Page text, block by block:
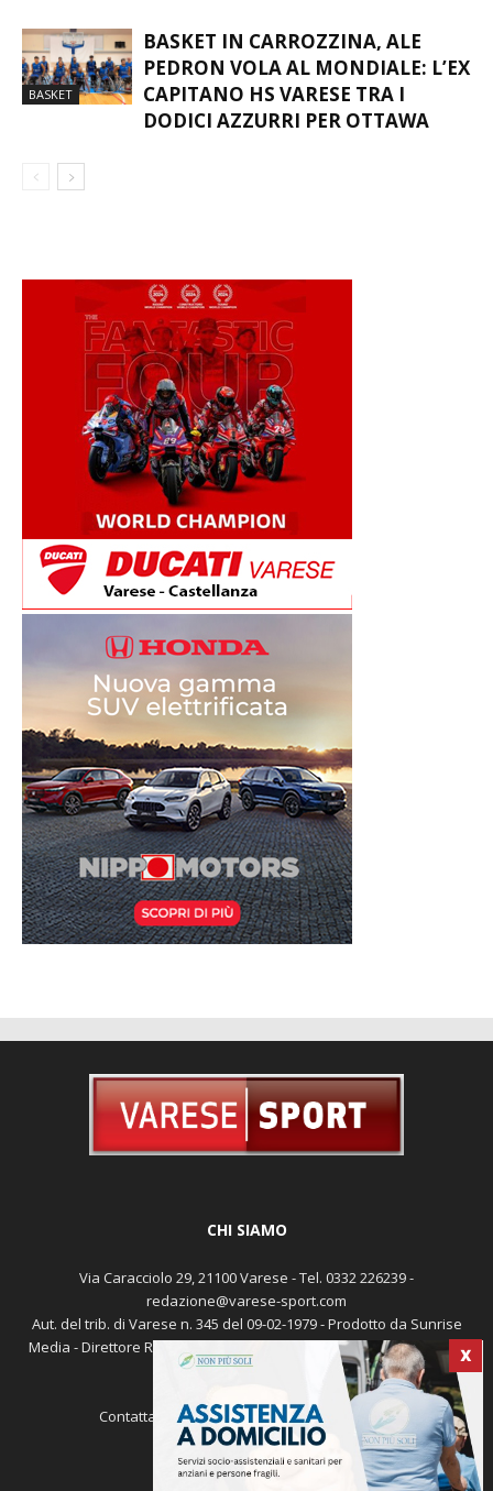
BASKET
BASKET IN CARROZZINA, ALE
PEDRON VOLA AL MONDIALE: L’EX
CAPITANO HS VARESE TRA I
DODICI AZZURRI PER OTTAWA
X
CHI SIAMO
Via Caracciolo 29, 21100 Varese - Tel. 0332 226239 -
redazione@varese-sport.com
Aut. del trib. di Varese n. 345 del 09-02-1979 - Prodotto da Sunrise
Media - Direttore Responsabile: Michele Marocco -Cookie policy
Pubblicità
Contattaci: redazione@varese-sport.com